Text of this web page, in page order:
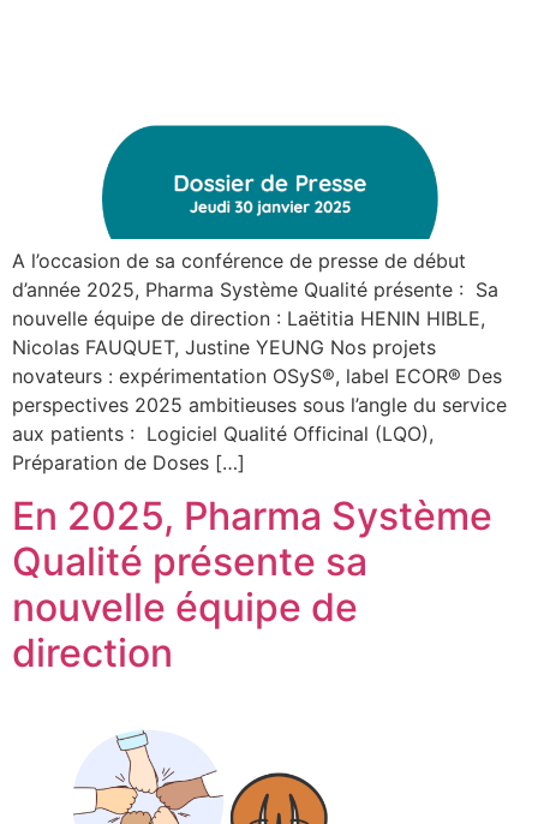
A l’occasion de sa conférence de presse de début
d’année 2025, Pharma Système Qualité présente : Sa
nouvelle équipe de direction : Laëtitia HENIN HIBLE,
Nicolas FAUQUET, Justine YEUNG Nos projets
novateurs : expérimentation OSyS®, label ECOR® Des
perspectives 2025 ambitieuses sous l’angle du service
aux patients : Logiciel Qualité Officinal (LQO),
Préparation de Doses […]
En 2025, Pharma Système
Qualité présente sa
nouvelle équipe de
direction